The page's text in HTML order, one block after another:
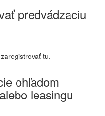
predvádzaciu
tu.
ohľadom
leasingu